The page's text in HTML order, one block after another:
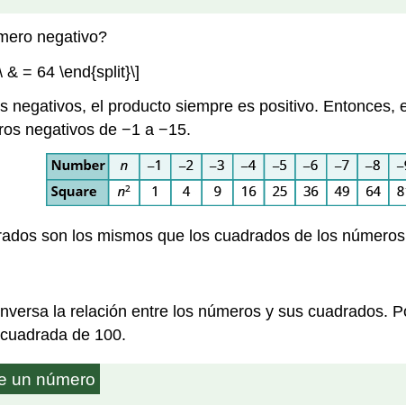
negativo?
& = 64 \end{split}\]
negativos, el producto siempre es positivo.
negativos de −1 a −15.
son los mismos que los cuadrados de los
la relación entre los números y sus cuadrados.
de 100.
un número